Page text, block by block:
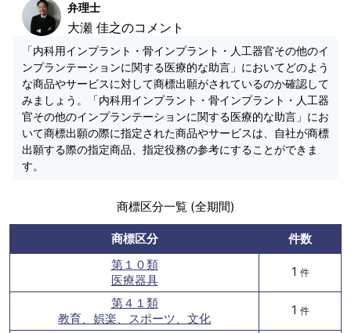
弁理士
大瀬 佳之のコメント
「内科用インプラント・骨インプラント・人工器官その他のイ
ンプランテーションに関する医療的な助言」においてどのよう
な商品やサービスに対して商標出願がされているのか確認して
みましょう。「内科用インプラント・骨インプラント・人工器
官その他のインプランテーションに関する医療的な助言」にお
いて商標出願の際に指定された商品やサービスは、自社が商標
出願する際の指定商品、指定役務の参考にすることができま
す。
商標区分一覧 (全期間)
商標区分
件数
第１０類
医療器具
1 件
第４１類
教育、娯楽、スポーツ、文化
1 件